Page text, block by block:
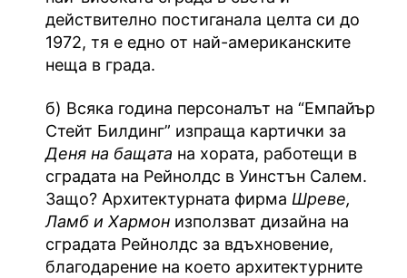
действително постиганала целта си до
1972, тя е едно от най-американските
неща в града.
б) Всяка година персоналът на “Емпайър
Стейт Билдинг” изпраща картички за
Деня на бащата на хората, работещи в
сградата на Рейнолдс в Уинстън Салем.
Защо? Архитектурната фирма Шреве,
Ламб и Хармон използват дизайна на
сградата Рейнолдс за вдъхновение,
благодарение на което архитектурните